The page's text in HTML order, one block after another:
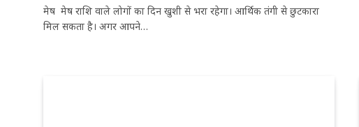
मेष मेष राशि वाले लोगों का दिन खुशी से भरा रहेगा। आर्थिक तंगी से छुटकारा
मिल सकता है। अगर आपने…